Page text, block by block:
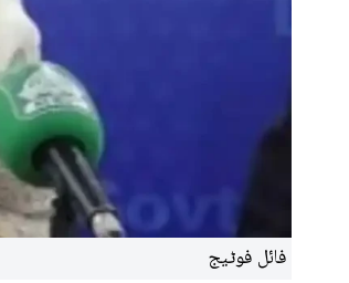
فائل فوٹیج